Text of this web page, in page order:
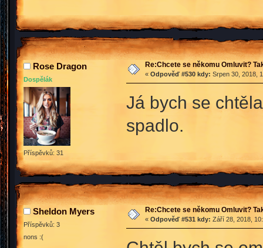
Rose Dragon
Dospělák
Příspěvků: 31
Re:Chcete se někomu Omluvit?
« Odpověď #530 kdy: Srpen 30, 2018,
Já bych se
spadlo.
Sheldon Myers
Příspěvků: 3
nons :(
Re:Chcete se někomu Omluvit?
« Odpověď #531 kdy: Září 28, 2018,